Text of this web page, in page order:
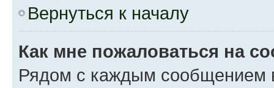
Вернуться к началу
Как мне пожаловаться на
Рядом с каждым сообщением